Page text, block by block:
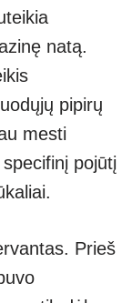
natą.
pipirų
mesti
pojūtį
Prieš